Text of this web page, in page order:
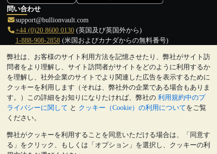
弊社は、お客様のサイト利用方法を記憶させたり、弊社がサイト訪
問者をより理解し、サイト訪問者がサイトをどのように利用するか
を理解し、社外企業のサイトでより関連した広告を表示するために
クッキーを利用します（それは、弊社外の企業である場合もありま
す。）この詳細をお知りになりたければ、弊社の 利用規約中のプ
ライバシーに関して と クッキー（Cookie）の利用についてをご覧
ください。
弊社がクッキーを利用することを同意いただける場合は、「同意す
る」をクリック、もしくは「オプション」を選択し、クッキーの利
問い合わせ
support@bullionvault.com
+44 (0)20 8600 0130(英国及び英国外から)
1-888-908-2858(米国およびカナダからの無料番号)
クリックして通話を開始
営業時間:
9:00～20:30 (英国), 月曜日から金曜日
17:00～2:30（日本時間）, 月曜日から金曜日
Galmarley Ltd T/A BullionVault
3 Shortlands (7th Floor)
London
W6 8DA